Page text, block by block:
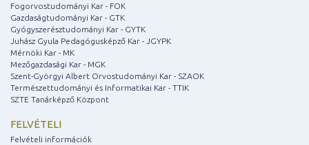
Fogorvostudományi Kar - FOK
Gazdaságtudományi Kar - GTK
Gyógyszerésztudományi Kar - GYTK
Juhász Gyula Pedagógusképző Kar - JGYPK
Mérnöki Kar - MK
Mezőgazdasági Kar - MGK
Szent-Györgyi Albert Orvostudományi Kar - SZAOK
Természettudományi és Informatikai Kar - TTIK
SZTE Tanárképző Központ
FELVÉTELI
Felvételi információk